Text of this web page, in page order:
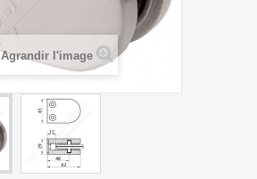
Agrandir l'image